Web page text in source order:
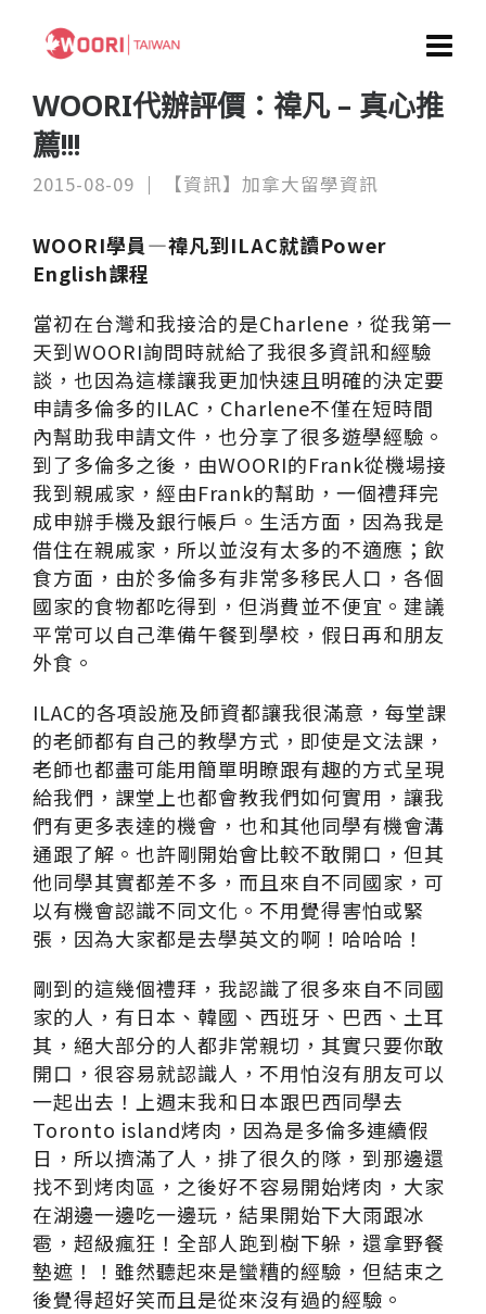
WOORI代辦評價：禕凡 – 真心推
薦!!!
2015-08-09 【資訊】加拿大留學資訊
WOORI學員—禕凡到ILAC就讀Power
English課程
當初在台灣和我接洽的是Charlene，從我第一
天到WOORI詢問時就給了我很多資訊和經驗
談，也因為這樣讓我更加快速且明確的決定要
申請多倫多的ILAC，Charlene不僅在短時間
內幫助我申請文件，也分享了很多遊學經驗。
到了多倫多之後，由WOORI的Frank從機場接
我到親戚家，經由Frank的幫助，一個禮拜完
成申辦手機及銀行帳戶。生活方面，因為我是
借住在親戚家，所以並沒有太多的不適應；飲
食方面，由於多倫多有非常多移民人口，各個
國家的食物都吃得到，但消費並不便宜。建議
平常可以自己準備午餐到學校，假日再和朋友
外食。
ILAC的各項設施及師資都讓我很滿意，每堂課
的老師都有自己的教學方式，即使是文法課，
老師也都盡可能用簡單明瞭跟有趣的方式呈現
給我們，課堂上也都會教我們如何實用，讓我
們有更多表達的機會，也和其他同學有機會溝
通跟了解。也許剛開始會比較不敢開口，但其
他同學其實都差不多，而且來自不同國家，可
以有機會認識不同文化。不用覺得害怕或緊
張，因為大家都是去學英文的啊！哈哈哈！
剛到的這幾個禮拜，我認識了很多來自不同國
家的人，有日本、韓國、西班牙、巴西、土耳
其，絕大部分的人都非常親切，其實只要你敢
開口，很容易就認識人，不用怕沒有朋友可以
一起出去！上週末我和日本跟巴西同學去
Toronto island烤肉，因為是多倫多連續假
日，所以擠滿了人，排了很久的隊，到那邊還
找不到烤肉區，之後好不容易開始烤肉，大家
在湖邊一邊吃一邊玩，結果開始下大雨跟冰
雹，超級瘋狂！全部人跑到樹下躲，還拿野餐
墊遮！！雖然聽起來是蠻糟的經驗，但結束之
後覺得超好笑而且是從來沒有過的經驗。